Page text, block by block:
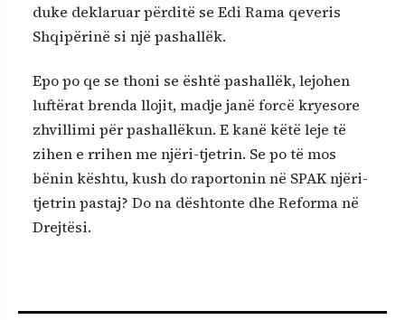
duke deklaruar përditë se Edi Rama qeveris
Shqipërinë si një pashallëk.
Epo po qe se thoni se është pashallëk, lejohen
luftërat brenda llojit, madje janë forcë kryesore
zhvillimi për pashallëkun. E kanë këtë leje të
zihen e rrihen me njëri-tjetrin. Se po të mos
bënin kështu, kush do raportonin në SPAK njëri-
tjetrin pastaj? Do na dështonte dhe Reforma në
Drejtësi.